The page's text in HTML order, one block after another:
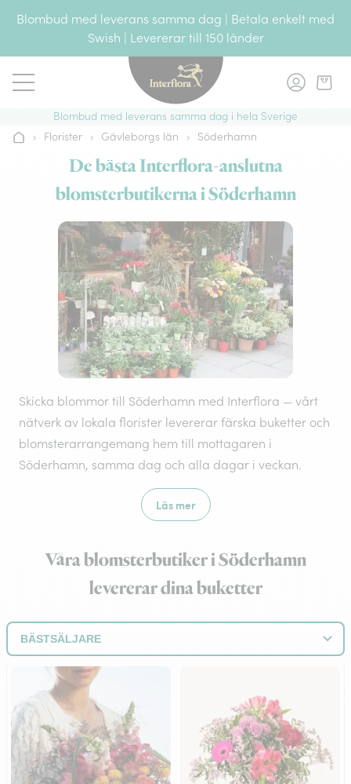
Blombud med leverans samma dag | Betala enkelt med
Swish | Levererar till 150 länder
Blombud med leverans samma dag i hela Sverige
Hem› Florister › Gävleborgs län › Söderhamn
De bästa Interflora-anslutna
blomsterbutikerna i Söderhamn
Skicka blommor till Söderhamn med Interflora — vårt
nätverk av lokala florister levererar färska buketter och
blomsterarrangemang hem till mottagaren i
Söderhamn, samma dag och alla dagar i veckan.
Läs mer
Våra blomsterbutiker i Söderhamn
levererar dina buketter